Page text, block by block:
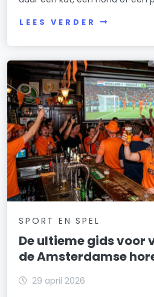
LEES VERDER
SPORT EN SPEL
De ultieme gids voor
de Amsterdamse
29 april 2026